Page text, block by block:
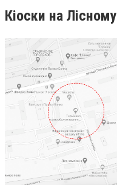
Кіоски на Лісному